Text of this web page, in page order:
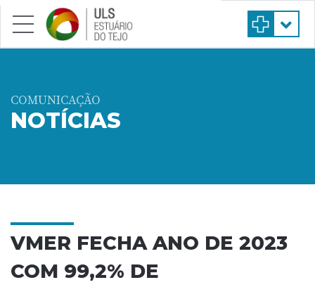
Saltar para conteúdo principal
COMUNICAÇÃO
NOTÍCIAS
VMER FECHA ANO DE 2023
COM 99,2% DE